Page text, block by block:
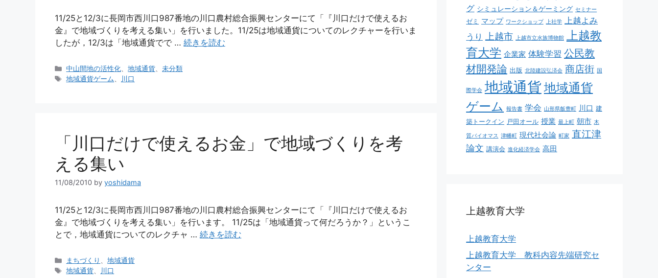
11/25と12/3に長岡市西川口987番地の川口農村総合振興センターにて「『川口だけで使えるお
金』で地域づくりを考える集い」を行いました。11/25は地域通貨についてのレクチャーを行いま
したが，12/3は「地域通貨でで … 続きを読む
カ
テ
中山間地の活性化 、地域通貨 、未分類
タ
地域通貨ゲーム 川口
「川口だけで使えるお金」で地域づくりを考
える集い
11/08/2010 by yoshidama
11/25と12/3に長岡市西川口987番地の川口農村総合振興センターにて「『川口だけで使えるお
金』で地域づくりを考える集い」を行います。 11/25は「地域通貨って何だろうか？」というこ
とで，地域通貨についてのレクチャ … 続きを読む
カ
テ
まちづくり 、地域通貨
タ
地域通貨 川口
グ シミュレーション＆ゲーミング セミナー
ゼミ マップ ワークショップ 上社学
上越よみ
うり
上越市 上越市立水族博物館
上越教
育大学 企業家 体験学習 公民教
材開発論 出版 北陸建設弘済会 商店街 国
際学会 地域通貨地域通貨
ゲーム
報告書 学会 山形県飯豊町 川口 建
築トークイン 戸田オール 授業 最上町 朝市 木
質バイオマス 津幡町 現代社会論 町家 直江津
論文 講演会 進化経済学会 高田
上越教育大学
上越教育大学
上越教育大学 教科内容先端研究セ
ンター